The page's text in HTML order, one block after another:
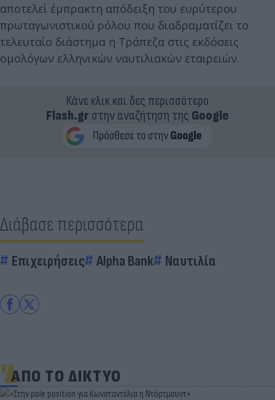
αποτελεί έμπρακτη απόδειξη του ευρύτερου
πρωταγωνιστικού ρόλου που διαδραματίζει το
τελευταίο διάστημα η Τράπεζα στις εκδόσεις
ομολόγων ελληνικών ναυτιλιακών εταιρειών.
Κάνε κλικ και δες περισσότερο
Flash.grστην αναζήτηση της Google
Διάβασε περισσότερα
Επιχειρήσεις Alpha Bank Ναυτιλία
ΑΠΟ ΤΟ ΔΙΚΤΥΟ